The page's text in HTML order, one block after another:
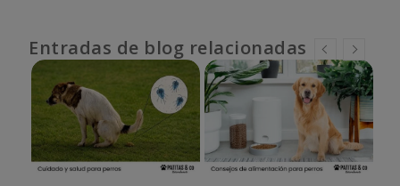
Entradas de blog relacionadas